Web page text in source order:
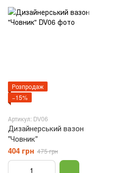
Розпродаж
−15%
Артикул: DV06
Дизайнерський вазон
"Човник"
404 грн 475 грн